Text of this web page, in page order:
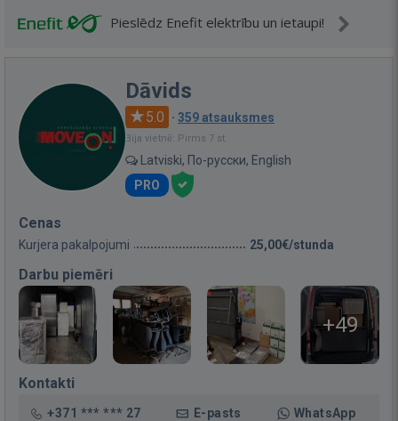
Pieslēdz Enefit elektrību un ietaupi!
Dāvids
5.0 · 359 atsauksmes
Bija vietnē: Pirms 7 st.
Latviski, По-русски, English
PRO
Cenas
Kurjera pakalpojumi 25,00€/stunda
Darbu piemēri
+49
Kontakti
+371 *** *** 27 E-pasts WhatsApp